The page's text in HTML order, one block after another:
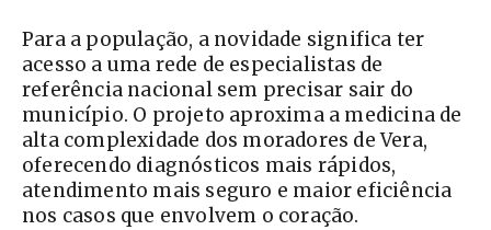
Para a população, a novidade significa ter
acesso a uma rede de especialistas de
referência nacional sem precisar sair do
município. O projeto aproxima a medicina de
alta complexidade dos moradores de Vera,
oferecendo diagnósticos mais rápidos,
atendimento mais seguro e maior eficiência
nos casos que envolvem o coração.